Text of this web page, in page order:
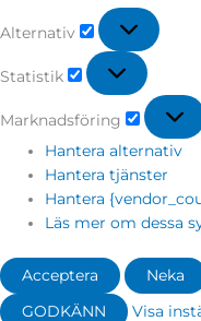
Alternativ
Statistik
Marknadsföring
Hantera alternativ
Hantera tjänster
Hantera
Läs mer om dessa
Acceptera Neka
GODKÄNN
Visa